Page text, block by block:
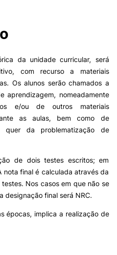
Apresentação SAS
Gabinete de Apoio
– GAE
Apoios Sociais
Alojamento
Alimentação
Saúde & Bem-Estar
e
MAGAZINE
Pesquisa
da unidade curricular, será
com recurso a materiais
Os alunos serão chamados a
aprendizagem, nomeadamente
e/ou de outros materiais
as aulas, bem como de
quer da problematização de
de dois testes escritos; em
nota final é calculada através da
Nos casos em que não se
designação final será NRC.
épocas, implica a realização de